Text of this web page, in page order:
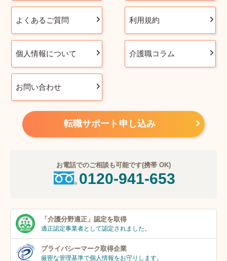
よくあるご質問 利用規約
個人情報について 介護職コラム
お問い合わせ
転職サポート申し込み
お電話でのご相談も可能です(携帯 OK)
0120-941-653
「介護分野適正」 認定を取得
適正認定事業者として認定されました。
プライバシーマーク取得企業
厳密な管理基準で個人情報をお守りします。